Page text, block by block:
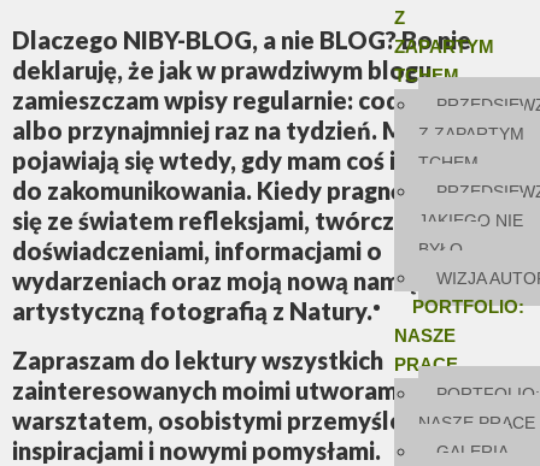
Z
ZAPARTYM
TCHEM
Z ZAPARTYM
TCHEM
JAKIEGO NIE
BYŁO
WIZJA
PORTFOLIO:
NASZE
PRACE
PORTFOLIO:
NASZE PRACE
GALERIA
Dlaczego NIBY-BLOG, a nie BLOG? Bo nie
deklaruję, że jak w prawdziwym blogu,
zamieszczam wpisy regularnie: codziennie
albo przynajmniej raz na tydzień. Moje wpisy
pojawiają się wtedy, gdy mam coś istotnego
do zakomunikowania. Kiedy pragnę podzielić
się ze światem refleksjami, twórczymi
doświadczeniami, informacjami o
wydarzeniach oraz moją nową namiętnością –
artystyczną fotografią z Natury.
Zapraszam do lektury wszystkich
zainteresowanych moimi utworami,
warsztatem, osobistymi przemyśleniami,
inspiracjami i nowymi pomysłami.